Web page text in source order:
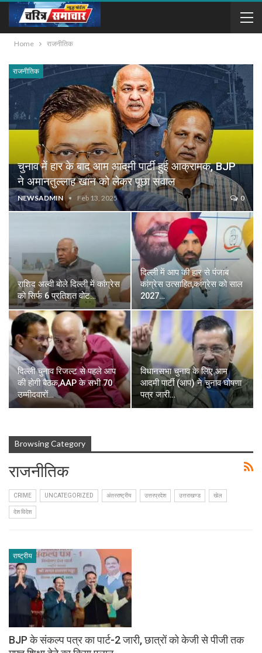
Home राजनीतिक
राजनीतिक
चुनाव में हार के बाद आम आदमी पार्टी हुई आक्रामक, BJP
ने अमानतुल्लाह खान को लेकर पूछा सवाल
NEWSADMIN Feb 13, 2025 0
राशिद अल्वी बोले दिल्ली में कांग्रेस
को सिर्फ 6 प्रतिशत वोट…
दिल्ली में आप की हार से पंजाब
कांग्रेस उत्साहित,कांग्रेस को साल
2027…
दिल्ली चुनाव रिजल्ट से पहले आप
की होगी बैठक,AAP के सभी 70
उम्मीदवारों…
विधानसभा चुनाव के लिए आम
आदमी पार्टी (आप) ने चुनाव घोषणा
पत्र जारी…
Browsing Category
राजनीतिक
CRIME UNCATEGORIZED अंतरराष्ट्रीय उत्तरप्रदेश उत्तराखण्ड खेल
देश विदेश
राष्ट्रीय
BJP के संकल्प पत्र का पार्ट-2 जारी, छात्रों को केजी से पीजी तक